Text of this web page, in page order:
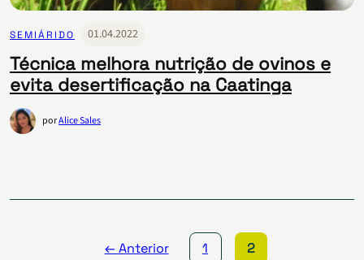
SEMIÁRIDO 01.04.2022
Técnica melhora nutrição de ovinos e
evita desertificação na Caatinga
porAlice Sales
de
← Anterior 1 2